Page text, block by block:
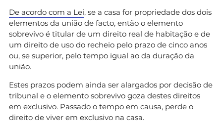
De acordo com a Lei, se a casa for propriedade dos dois
elementos da união de facto, então o elemento
sobrevivo é titular de um direito real de habitação e de
um direito de uso do recheio pelo prazo de cinco anos
ou, se superior, pelo tempo igual ao da duração da
união.
Estes prazos podem ainda ser alargados por decisão de
tribunal e o elemento sobrevivo goza destes direitos
em exclusivo. Passado o tempo em causa, perde o
direito de viver em exclusivo na casa.